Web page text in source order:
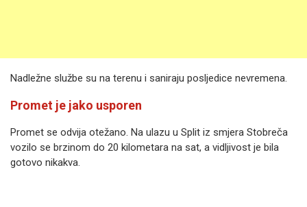
Nadležne službe su na terenu i saniraju posljedice nevremena.
Promet je jako usporen
Promet se odvija otežano. Na ulazu u Split iz smjera Stobreča
vozilo se brzinom do 20 kilometara na sat, a vidljivost je bila
gotovo nikakva.